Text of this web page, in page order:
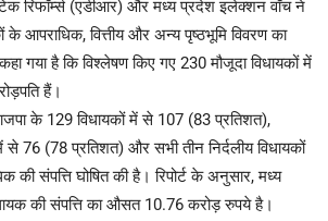
रिफॉर्म्स (एडीआर) और मध्य प्रदेश इलेक्शन वॉच ने
के आपराधिक, वित्तीय और अन्य पृष्ठभूमि विवरण का
कहा गया है कि विश्लेषण किए गए 230 मौजूदा विधायकों में
हैं।
के 129 विधायकों में से 107 (83 प्रतिशत),
76 (78 प्रतिशत) और सभी तीन निर्दलीय विधायकों
संपत्ति घोषित की है। रिपोर्ट के अनुसार, मध्य
की संपत्ति का औसत 10.76 करोड़ रुपये है।